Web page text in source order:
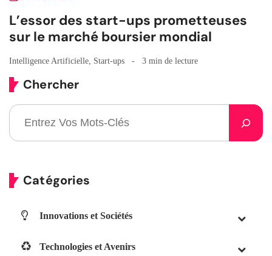
L’essor des start-ups prometteuses
sur le marché boursier mondial
Intelligence Artificielle, Start-ups 3 min de lecture
Chercher
Catégories
Innovations et Sociétés
Technologies et Avenirs